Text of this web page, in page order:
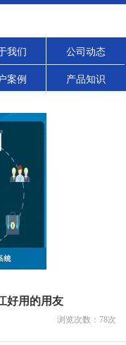
我们 公司动态
案例 产品知识
好用的用友
浏览次数： 78次